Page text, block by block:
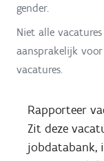
gender.
Niet alle
aansprakelijk
vacatures.
Rapporteer
Zit deze
jobdatabank,